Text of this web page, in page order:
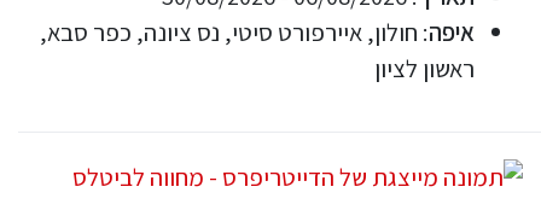
איפה: חולון, איירפורט סיטי, נס ציונה, כפר סבא,
ראשון לציון